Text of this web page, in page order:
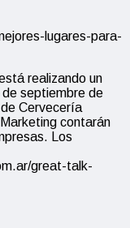
lugares-para-
realizando un
septiembre de
Cervecería
contarán
Los
great-talk-